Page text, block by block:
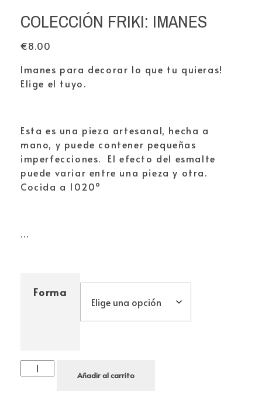
COLECCIÓN FRIKI: IMANES
€8.00
Imanes para decorar lo que tu quieras!
Elige el tuyo.
Esta es una pieza artesanal, hecha a
mano, y puede contener pequeñas
imperfecciones. El efecto del esmalte
puede variar entre una pieza y otra.
Cocida a 1020º
…
Forma
Añadir al carrito